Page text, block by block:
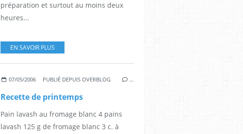
préparation et surtout au moins deux
heures...
EN SAVOIR PLUS
07/05/2006 PUBLIÉ DEPUIS OVERBLOG …
Recette de printemps
Pain lavash au fromage blanc 4 pains
lavash 125 g de fromage blanc 3 c. à